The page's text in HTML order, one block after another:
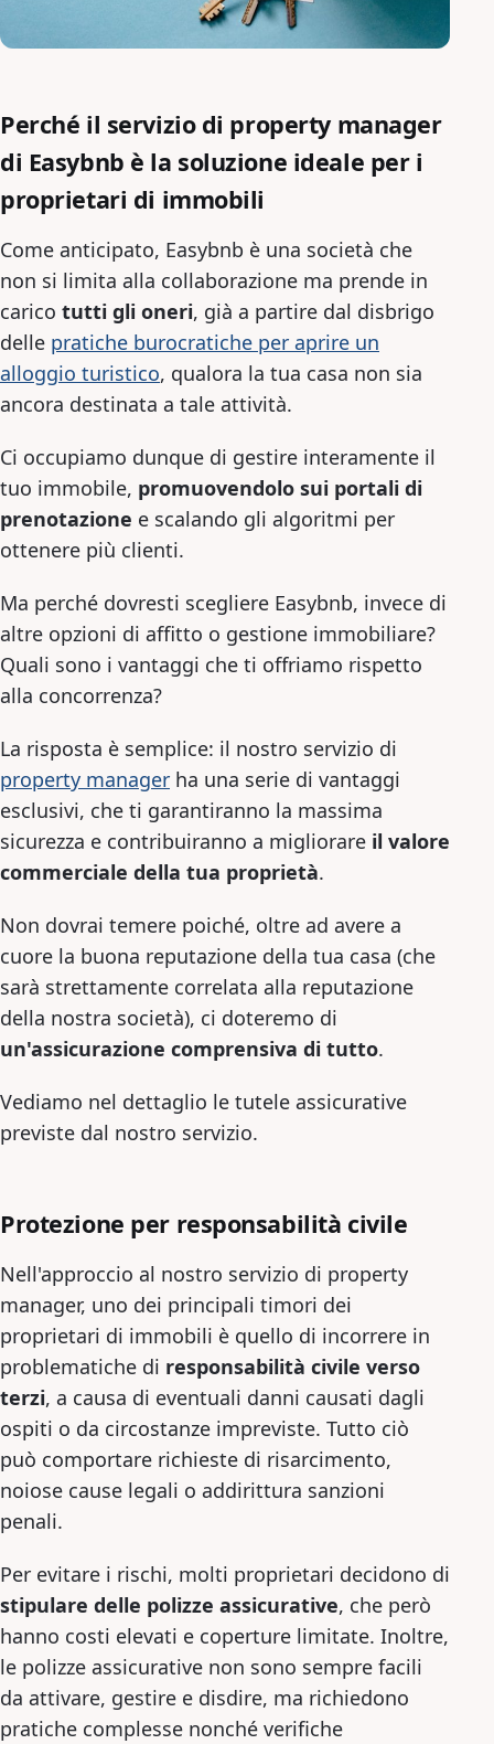
Perché il servizio di property manager
di Easybnb è la soluzione ideale per i
proprietari di immobili
Come anticipato, Easybnb è una società che
non si limita alla collaborazione ma prende in
carico tutti gli oneri, già a partire dal disbrigo
delle pratiche burocratiche per aprire un
alloggio turistico, qualora la tua casa non sia
ancora destinata a tale attività.
Ci occupiamo dunque di gestire interamente il
tuo immobile, promuovendolo sui portali di
prenotazione e scalando gli algoritmi per
ottenere più clienti.
Ma perché dovresti scegliere Easybnb, invece di
altre opzioni di affitto o gestione immobiliare?
Quali sono i vantaggi che ti offriamo rispetto
alla concorrenza?
La risposta è semplice: il nostro servizio di
property manager ha una serie di vantaggi
esclusivi, che ti garantiranno la massima
sicurezza e contribuiranno a migliorare il valore
commerciale della tua proprietà.
Non dovrai temere poiché, oltre ad avere a
cuore la buona reputazione della tua casa (che
sarà strettamente correlata alla reputazione
della nostra società), ci doteremo di
un'assicurazione comprensiva di tutto.
Vediamo nel dettaglio le tutele assicurative
previste dal nostro servizio.
Protezione per responsabilità civile
Nell'approccio al nostro servizio di property
manager, uno dei principali timori dei
proprietari di immobili è quello di incorrere in
problematiche di responsabilità civile verso
terzi, a causa di eventuali danni causati dagli
ospiti o da circostanze impreviste. Tutto ciò
può comportare richieste di risarcimento,
noiose cause legali o addirittura sanzioni
penali.
Per evitare i rischi, molti proprietari decidono di
stipulare delle polizze assicurative, che però
hanno costi elevati e coperture limitate. Inoltre,
le polizze assicurative non sono sempre facili
da attivare, gestire e disdire, ma richiedono
pratiche complesse nonché verifiche